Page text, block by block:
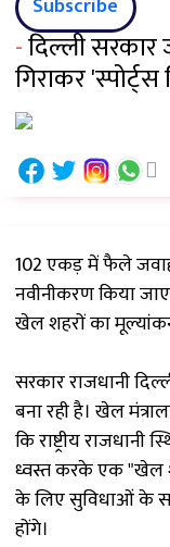
Subscribe
-दिल्ली
गिराकर
102 एकड़ में फैले
नवीनीकरण किया
खेल शहरों का
सरकार राजधानी
बना रही है। खेल
कि राष्ट्रीय
ध्वस्त करके एक "खेल
के लिए सुविधाओं के
होंगे।